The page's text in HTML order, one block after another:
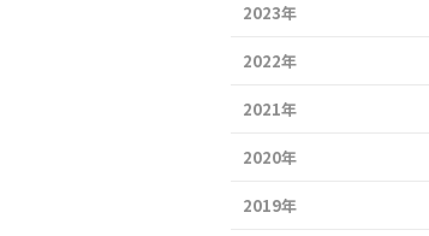
2023年
2022年
2021年
2020年
2019年